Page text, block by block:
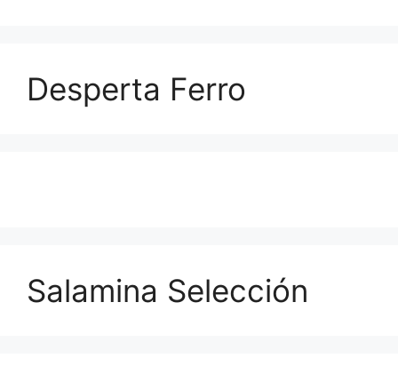
Desperta Ferro
Salamina Selección